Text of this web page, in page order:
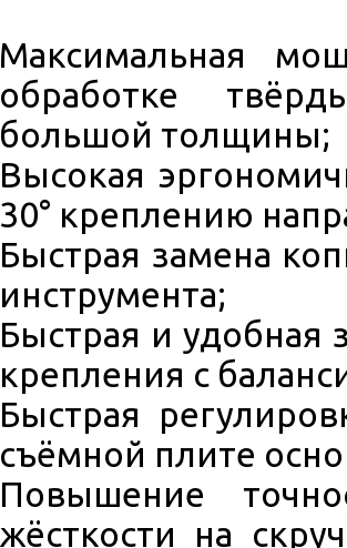
Максимальная
обработке
большой толщины;
Высокая
30° креплению
Быстрая замена
инструмента;
Быстрая и удобная
крепления с
Быстрая
съёмной плите
Повышение
жёсткости на